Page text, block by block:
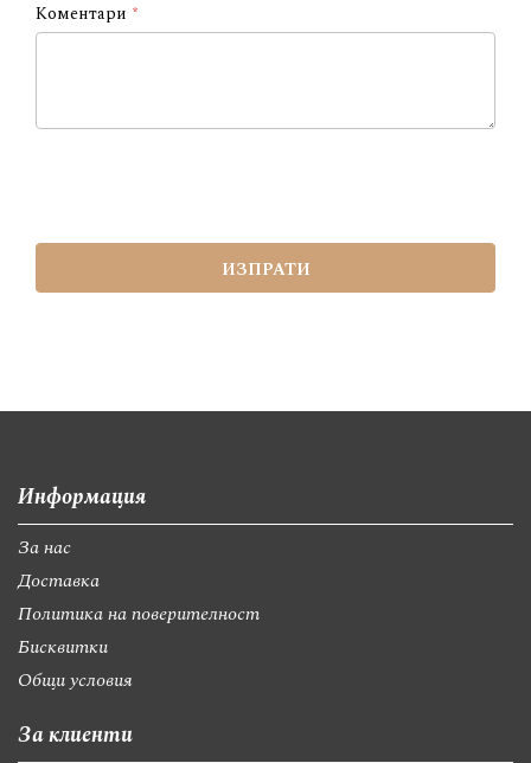
Коментари
ИЗПРАТИ
Информация
За нас
Доставка
Политика на поверителност
Бисквитки
Общи условия
За клиенти